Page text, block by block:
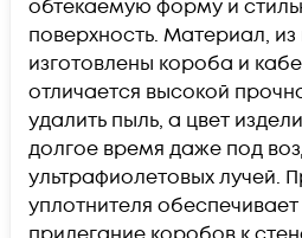
обтекаемую форму и
поверхность. Материал, из
изготовлены короба и
отличается высокой
удалить пыль, а цвет
долгое время даже под
ультрафиолетовых лучей.
уплотнителя